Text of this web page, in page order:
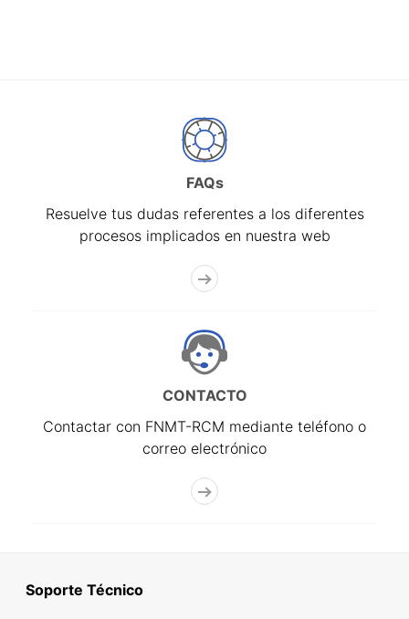
FAQs
Resuelve tus dudas referentes a los diferentes
procesos implicados en nuestra web
CONTACTO
Contactar con FNMT-RCM mediante teléfono o
correo electrónico
Soporte Técnico